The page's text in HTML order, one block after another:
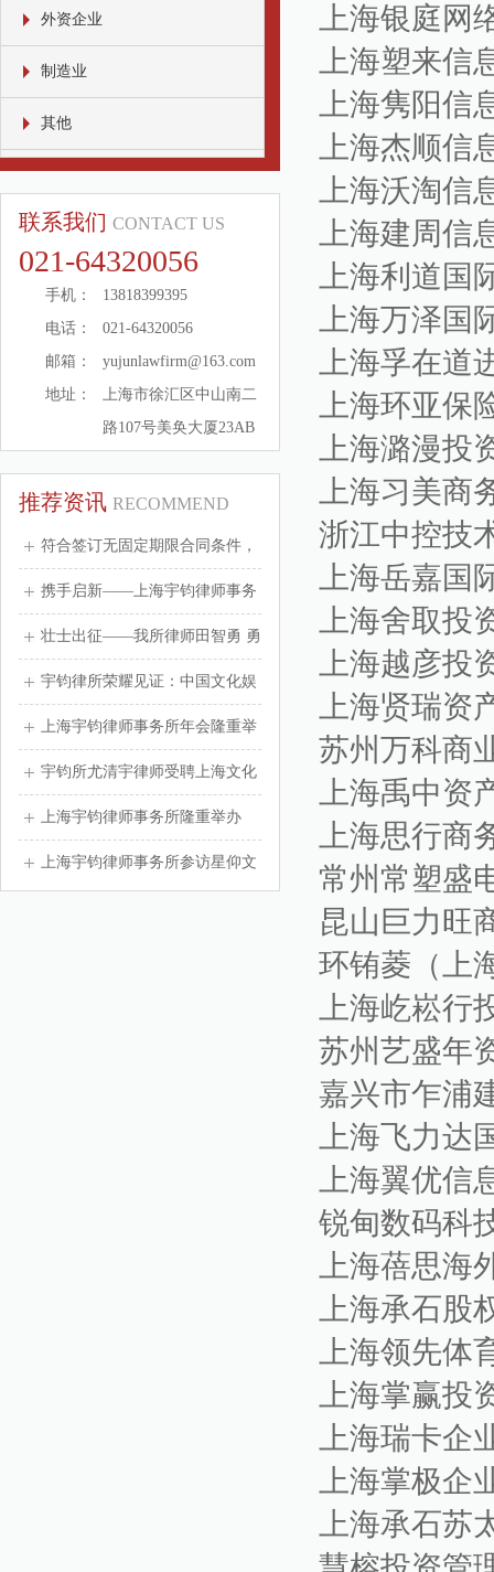
外资企业
制造业
其他
联系我们 CONTACT US
021-64320056
手机：
13818399395
电话：
021-64320056
邮箱：
yujunlawfirm@163.com
地址：
上海市徐汇区中山南二
路107号美奂大厦23AB
推荐资讯 RECOMMEND
符合签订无固定期限合同条件，
单位不签，劳动者可获得双倍赔
偿吗？
携手启新——上海宇钧律师事务
所乔迁新址！
壮士出征——我所律师田智勇 勇
毅援疆
宇钧律所荣耀见证：中国文化娱
乐行业协会十周年大会盛况空前
上海宇钧律师事务所年会隆重举
办
宇钧所尤清宇律师受聘上海文化
娱乐行业协会律师志愿团负责人
上海宇钧律师事务所隆重举办
2024年度年会活动
上海宇钧律师事务所参访星仰文
上海银庭
上海塑来
上海隽阳
上海杰顺
上海沃淘
上海建周
上海利道
上海万泽
上海孚在
上海环亚
上海潞漫
上海习美
浙江中控
上海岳嘉
上海舍取
上海越彦
上海贤瑞
苏州万科
上海禹中
上海思行
常州常塑
昆山巨力
环铕菱（
上海屹崧
苏州艺盛
嘉兴市乍
上海飞力
上海翼优
锐甸数码科
上海蓓思
上海承石
上海领先
上海掌赢
上海瑞卡
上海掌极
上海承石